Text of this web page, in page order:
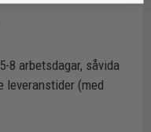
8 arbetsdagar, såvida
leveranstider (med